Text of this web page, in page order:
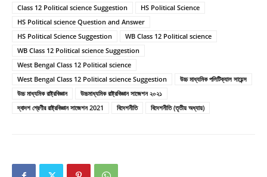
Class 12 Political science Suggestion
HS Political Science
HS Political science Question and Answer
HS Political Science Suggestion
WB Class 12 Political science
WB Class 12 Political science Suggestion
West Bengal Class 12 Political science
West Bengal Class 12 Political science Suggestion
উচ্চ মাধ্যমিক পলিটিক্যাল সায়েন্স
উচ্চ মাধ্যমিক রাষ্ট্রবিজ্ঞান
উচ্চমাধ্যমিক রাষ্ট্রবিজ্ঞান সাজেশন ২০২১
দ্বাদশ শ্রেণীর রাষ্ট্রবিজ্ঞান সাজেশন 2021
বিদেশনীতি বিদেশনীতি (তৃতীয় অধ্যায়)